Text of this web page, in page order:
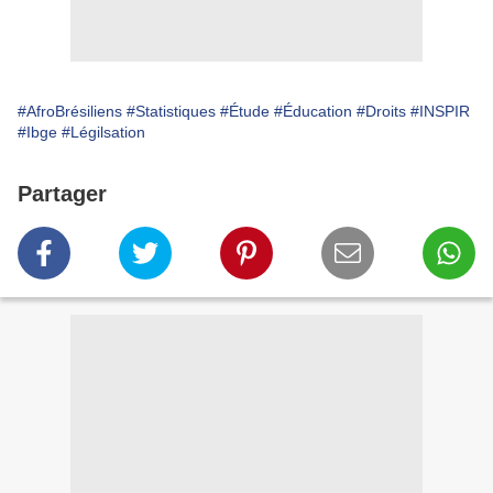
#AfroBrésiliens #Statistiques #Étude #Éducation #Droits #INSPIR
#Ibge #Légilsation
Partager